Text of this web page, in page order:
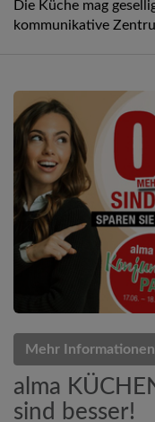
Die Küche mag
kommunikative
Mehr Informationen
alma
sind besser!